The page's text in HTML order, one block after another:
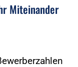
Miteinander